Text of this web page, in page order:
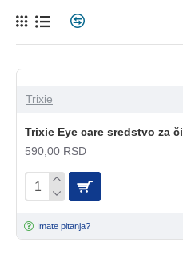
Trixie
Trixie Eye care sredstvo za
590,00 RSD
Imate pitanja?